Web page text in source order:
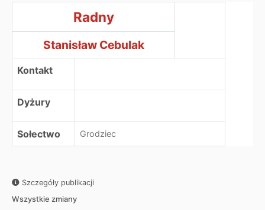
Radny
Stanisław Cebulak
Kontakt
Dyżury
Sołectwo Grodziec
Szczegóły publikacji
Wszystkie zmiany